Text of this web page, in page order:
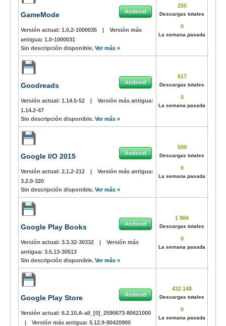
GameMode Android
Versión actual: 1.0.2-1000035 |
Versión más
antigua: 1.0-1000031
Sin descripción disponible. Ver más »
255
Descargas totales
0
La semana pasada
Goodreads Android
Versión actual: 1.14.5-52 |
Versión más antigua:
1.14.2-47
Sin descripción disponible. Ver más »
617
Descargas totales
0
La semana pasada
Google I/O 2015 Android
Versión actual: 2.1.2-212 |
Versión más antigua:
3.2.0-320
Sin descripción disponible. Ver más »
509
Descargas totales
0
La semana pasada
Google Play Books Android
Versión actual: 3.3.32-30332 |
Versión más
antigua: 3.5.13-30513
Sin descripción disponible. Ver más »
1 984
Descargas totales
0
La semana pasada
Google Play Store Android
Versión actual: 6.2.10.A-all_[0]_2590673-80621000
|
Versión más antigua: 5.12.9-80420900
432 148
Descargas totales
0
La semana pasada